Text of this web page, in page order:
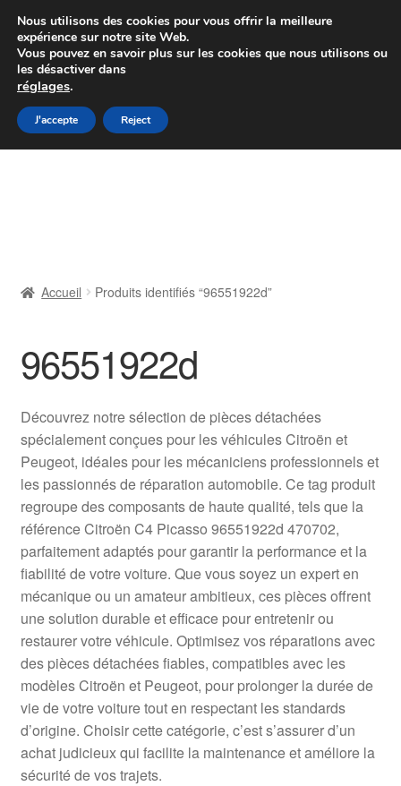
Colissimo livraison à partir de 7 EUR
Du lundi au vendredi de 9 h à 16 h
Aller
à
Aller
au
Livraison
Livraison internationale
Mon compte
Paiements
Panier
Plainte
Politique de confidentialité
Procédure de Réclamation
Termes et conditions
Accueil Produits identifiés “96551922d”
96551922d
Découvrez notre sélection de pièces détachées
spécialement conçues pour les véhicules Citroën et
Peugeot, idéales pour les mécaniciens professionnels et
les passionnés de réparation automobile. Ce tag produit
regroupe des composants de haute qualité, tels que la
référence Citroën C4 Picasso 96551922d 470702,
parfaitement adaptés pour garantir la performance et la
fiabilité de votre voiture. Que vous soyez un expert en
mécanique ou un amateur ambitieux, ces pièces offrent
une solution durable et efficace pour entretenir ou
restaurer votre véhicule. Optimisez vos réparations avec
des pièces détachées fiables, compatibles avec les
modèles Citroën et Peugeot, pour prolonger la durée de
vie de votre voiture tout en respectant les standards
d’origine. Choisir cette catégorie, c’est s’assurer d’un
achat judicieux qui facilite la maintenance et améliore la
sécurité de vos trajets.
Nous utilisons des cookies pour vous offrir la meilleure
expérience sur notre site Web.
Vous pouvez en savoir plus sur les cookies que nous utilisons ou
les désactiver dans
réglages.
J'accepte Reject